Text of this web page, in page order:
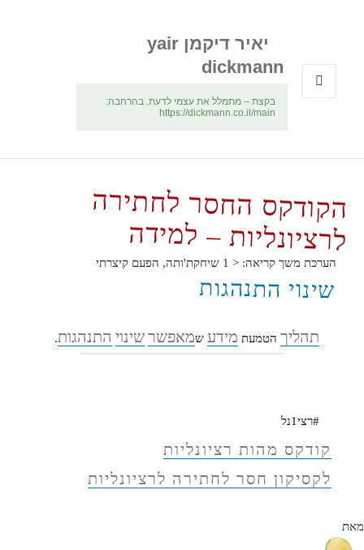
יאיר דיקמן yair
dickmann
בקצת – מתמלל את עצמי לדעת. בהרחבה:
https://dickmann.co.il/main
הקודקס החסר לחתירה
לרציונליות – למידה
הערכת משך קריאה: < 1 שיחקת'ותה, הפעם קיצרתי
שינוי התנהגות
תהליך הטמעת מידע שמאפשר שינוי התנהגות.
#רצי1נל
קודקס מהות רציונליות
לקסיקון חסר לחתירה לרציונליות
מאת